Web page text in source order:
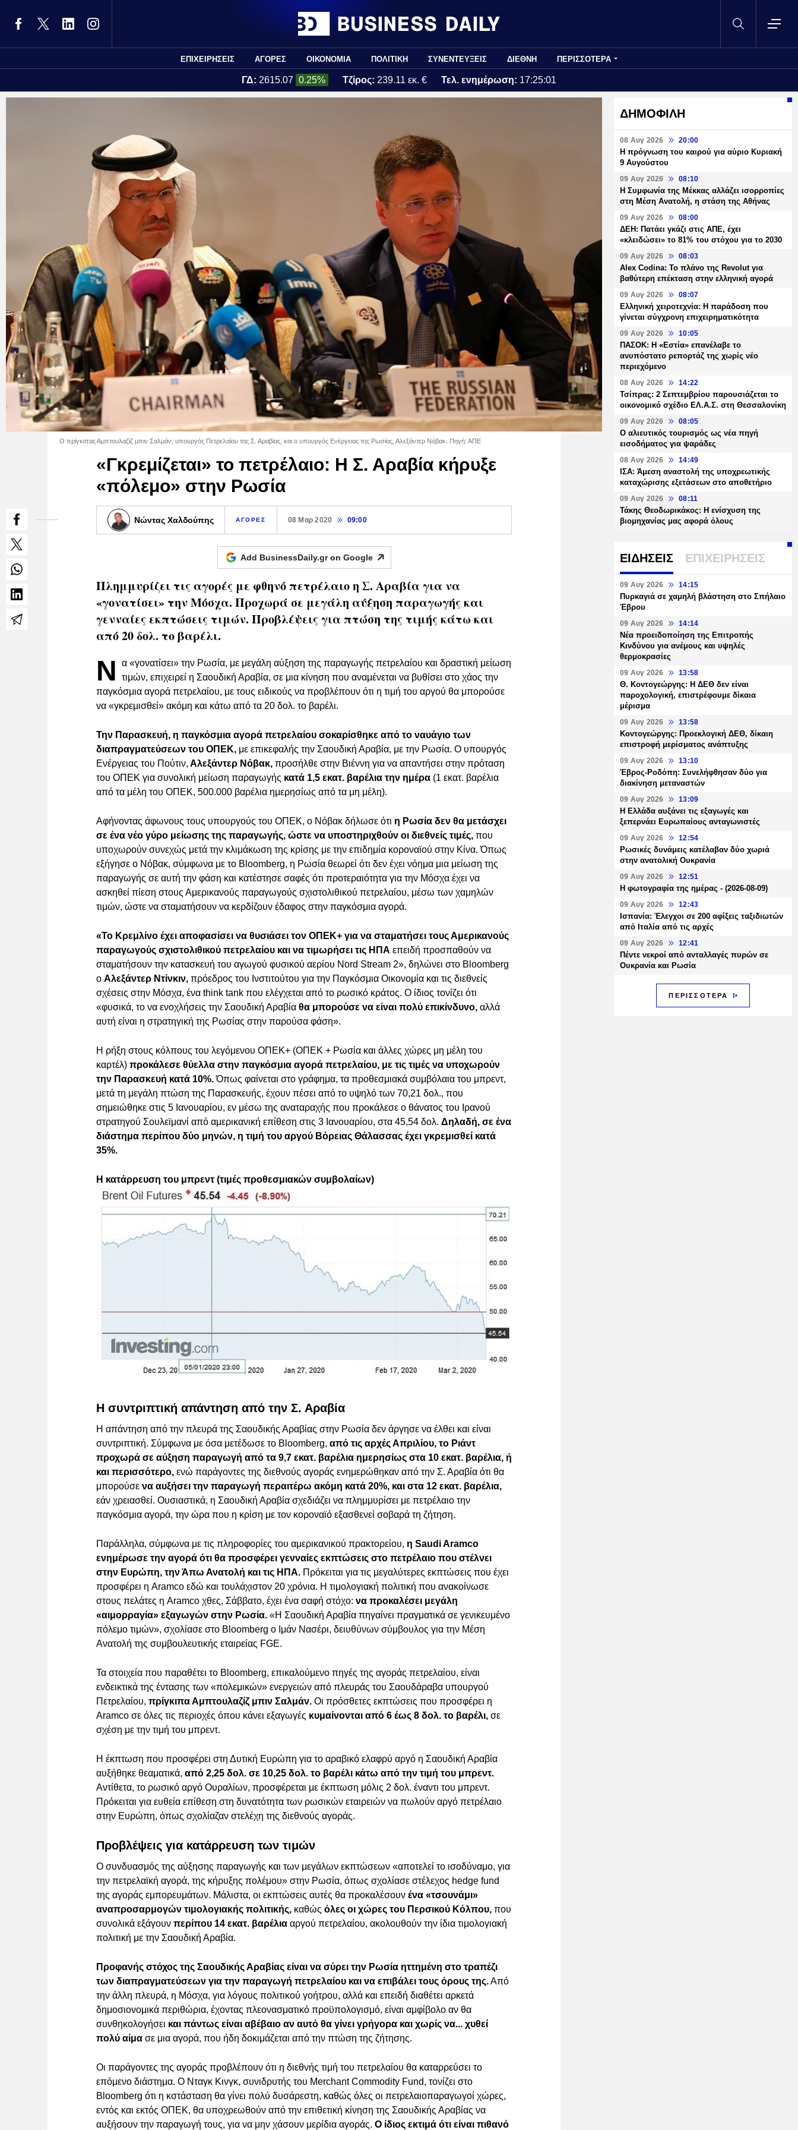
ΕΠΙΧΕΙΡΗΣΕΙΣ ΑΓΟΡΕΣ ΟΙΚΟΝΟΜΙΑ ΠΟΛΙΤΙΚΗ ΣΥΝΕΝΤΕΥΞΕΙΣ ΔΙΕΘΝΗ ΠΕΡΙΣΣΟΤΕΡΑ
ΓΔ: 2615.07 0.25% Τζίρος: 239.11 εκ. € Τελ. ενημέρωση: 17:25:01
Ο πρίγκιπας Αμπτουλαζίζ μπιν Σαλμάν, υπουργός Πετρελαίου της Σ. Αραβίας, και ο υπουργός Ενέργειας της Ρωσίας, Αλεξάντερ Νόβακ. Πηγή: ΑΠΕ
«Γκρεμίζεται» το πετρέλαιο: Η Σ. Αραβία κήρυξε
«πόλεμο» στην Ρωσία
Νώντας Χαλδούπης ΑΓΟΡΕΣ 08 Μαρ 2020 09:00
Add BusinessDaily.gr on Google
Πλημμυρίζει τις αγορές με φθηνό πετρέλαιο η Σ. Αραβία για να
«γονατίσει» την Μόσχα. Προχωρά σε μεγάλη αύξηση παραγωγής και
γενναίες εκπτώσεις τιμών. Προβλέψεις για πτώση της τιμής κάτω και
από 20 δολ. το βαρέλι.
Ν
α «γονατίσει» την Ρωσία, με μεγάλη αύξηση της παραγωγής πετρελαίου και δραστική μείωση
τιμών, επιχειρεί η Σαουδική Αραβία, σε μια κίνηση που αναμένεται να βυθίσει στο χάος την
παγκόσμια αγορά πετρελαίου, με τους ειδικούς να προβλέπουν ότι η τιμή του αργού θα μπορούσε
να «γκρεμισθεί» ακόμη και κάτω από τα 20 δολ. το βαρέλι.
Την Παρασκευή, η παγκόσμια αγορά πετρελαίου σοκαρίσθηκε από το ναυάγιο των
διαπραγματεύσεων του ΟΠΕΚ, με επικεφαλής την Σαουδική Αραβία, με την Ρωσία. Ο υπουργός
Ενέργειας του Πούτιν, Αλεξάντερ Νόβακ, προσήλθε στην Βιέννη για να απαντήσει στην πρόταση
του ΟΠΕΚ για συνολική μείωση παραγωγής κατά 1,5 εκατ. βαρέλια την ημέρα (1 εκατ. βαρέλια
από τα μέλη του ΟΠΕΚ, 500.000 βαρέλια ημερησίως από τα μη μέλη).
Αφήνοντας άφωνους τους υπουργούς του ΟΠΕΚ, ο Νόβακ δήλωσε ότι η Ρωσία δεν θα μετάσχει
σε ένα νέο γύρο μείωσης της παραγωγής, ώστε να υποστηριχθούν οι διεθνείς τιμές, που
υποχωρούν συνεχώς μετά την κλιμάκωση της κρίσης με την επιδημία κοροναϊού στην Κίνα. Όπως
εξήγησε ο Νόβακ, σύμφωνα με το Bloomberg, η Ρωσία θεωρεί ότι δεν έχει νόημα μια μείωση της
παραγωγής σε αυτή την φάση και κατέστησε σαφές ότι προτεραιότητα για την Μόσχα έχει να
ασκηθεί πίεση στους Αμερικανούς παραγωγούς σχιστολιθικού πετρελαίου, μέσω των χαμηλών
τιμών, ώστε να σταματήσουν να κερδίζουν έδαφος στην παγκόσμια αγορά.
«Το Κρεμλίνο έχει αποφασίσει να θυσιάσει τον ΟΠΕΚ+ για να σταματήσει τους Αμερικανούς
παραγωγούς σχιστολιθικού πετρελαίου και να τιμωρήσει τις ΗΠΑ επειδή προσπαθούν να
σταματήσουν την κατασκευή του αγωγού φυσικού αερίου Nord Stream 2», δηλώνει στο Bloomberg
ο Αλεξάντερ Ντίνκιν, πρόεδρος του Ινστιτούτου για την Παγκόσμια Οικονομία και τις διεθνείς
σχέσεις στην Μόσχα, ένα think tank που ελέγχεται από το ρωσικό κράτος. Ο ίδιος τονίζει ότι
«φυσικά, το να ενοχλήσεις την Σαουδική Αραβία θα μπορούσε να είναι πολύ επικίνδυνο, αλλά
αυτή είναι η στρατηγική της Ρωσίας στην παρούσα φάση».
Η ρήξη στους κόλπους του λεγόμενου ΟΠΕΚ+ (ΟΠΕΚ + Ρωσία και άλλες χώρες μη μέλη του
καρτέλ) προκάλεσε θύελλα στην παγκόσμια αγορά πετρελαίου, με τις τιμές να υποχωρούν
την Παρασκευή κατά 10%.Όπως φαίνεται στο γράφημα, τα προθεσμιακά συμβόλαια του μπρεντ,
μετά τη μεγάλη πτώση της Παρασκευής, έχουν πέσει από το υψηλό των 70,21 δολ., που
σημειώθηκε στις 5 Ιανουαρίου, εν μέσω της αναταραχής που προκάλεσε ο θάνατος του Ιρανού
στρατηγού Σουλεϊμανί από αμερικανική επίθεση στις 3 Ιανουαρίου, στα 45,54 δολ. Δηλαδή, σε ένα
διάστημα περίπου δύο μηνών, η τιμή του αργού Βόρειας Θάλασσας έχει γκρεμισθεί κατά
35%.
Η κατάρρευση του μπρεντ (τιμές προθεσμιακών συμβολαίων)
Η συντριπτική απάντηση από την Σ. Αραβία
Η απάντηση από την πλευρά της Σαουδικής Αραβίας στην Ρωσία δεν άργησε να έλθει και είναι
συντριπτική. Σύμφωνα με όσα μετέδωσε το Bloomberg, από τις αρχές Απριλίου, το Ριάντ
προχωρά σε αύξηση παραγωγή από τα 9,7 εκατ. βαρέλια ημερησίως στα 10 εκατ. βαρέλια, ή
και περισσότερο, ενώ παράγοντες της διεθνούς αγοράς ενημερώθηκαν από την Σ. Αραβία ότι θα
μπορούσε να αυξήσει την παραγωγή περαιτέρω ακόμη κατά 20%, και στα 12 εκατ. βαρέλια,
εάν χρειασθεί. Ουσιαστικά, η Σαουδική Αραβία σχεδιάζει να πλημμυρίσει με πετρέλαιο την
παγκόσμια αγορά, την ώρα που η κρίση με τον κοροναϊό εξασθενεί σοβαρά τη ζήτηση.
Παράλληλα, σύμφωνα με τις πληροφορίες του αμερικανικού πρακτορείου, η Saudi Aramco
ενημέρωσε την αγορά ότι θα προσφέρει γενναίες εκπτώσεις στο πετρέλαιο που στέλνει
στην Ευρώπη, την Άπω Ανατολή και τις ΗΠΑ. Πρόκειται για τις μεγαλύτερες εκπτώσεις που έχει
προσφέρει η Aramco εδώ και τουλάχιστον 20 χρόνια. Η τιμολογιακή πολιτική που ανακοίνωσε
στους πελάτες η Aramco χθες, Σάββατο, έχει ένα σαφή στόχο: να προκαλέσει μεγάλη
«αιμορραγία» εξαγωγών στην Ρωσία. «Η Σαουδική Αραβία πηγαίνει πραγματικά σε γενικευμένο
πόλεμο τιμών», σχολίασε στο Bloomberg ο Ιμάν Νασέρι, δειυθύνων σύμβουλος για την Μέση
Ανατολή της συμβουλευτικής εταιρείας FGE.
Τα στοιχεία που παραθέτει το Bloomberg, επικαλούμενο πηγές της αγοράς πετρελαίου, είναι
ενδεικτικά της έντασης των «πολεμικών» ενεργειών από πλευράς του Σαουδάραβα υπουργού
Πετρελαίου, πρίγκιπα Αμπτουλαζίζ μπιν Σαλμάν. Οι πρόσθετες εκπτώσεις που προσφέρει η
Aramco σε όλες τις περιοχές όπου κάνει εξαγωγές κυμαίνονται από 6 έως 8 δολ. το βαρέλι, σε
σχέση με την τιμή του μπρεντ.
Η έκπτωση που προσφέρει στη Δυτική Ευρώπη για το αραβικό ελαφρύ αργό η Σαουδική Αραβία
αυξήθηκε θεαματικά, από 2,25 δολ. σε 10,25 δολ. το βαρέλι κάτω από την τιμή του μπρεντ.
Αντίθετα, το ρωσικό αργό Ουραλίων, προσφέρεται με έκπτωση μόλις 2 δολ. έναντι του μπρεντ.
Πρόκειται για ευθεία επίθεση στη δυνατότητα των ρωσικών εταιρειών να πωλούν αργό πετρέλαιο
στην Ευρώπη, όπως σχολίαζαν στελέχη της διεθνούς αγοράς.
Προβλέψεις για κατάρρευση των τιμών
Ο συνδυασμός της αύξησης παραγωγής και των μεγάλων εκπτώσεων «αποτελεί το ισοδύναμο, για
την πετρελαϊκή αγορά, της κήρυξης πολέμου» στην Ρωσία, όπως σχολίασε στέλεχος hedge fund
της αγοράς εμπορευμάτων. Μάλιστα, οι εκπτώσεις αυτές θα προκαλέσουν ένα «τσουνάμι»
αναπροσαρμογών τιμολογιακής πολιτικής, καθώς όλες οι χώρες του Περσικού Κόλπου, που
συνολικά εξάγουν περίπου 14 εκατ. βαρέλια αργού πετρελαίου, ακολουθούν την ίδια τιμολογιακή
πολιτική με την Σαουδική Αραβία.
Προφανής στόχος της Σαουδικής Αραβίας είναι να σύρει την Ρωσία ηττημένη στο τραπέζι
των διαπραγματεύσεων για την παραγωγή πετρελαίου και να επιβάλει τους όρους της.Από
την άλλη πλευρά, η Μόσχα, για λόγους πολιτικού γοήτρου, αλλά και επειδή διαθέτει αρκετά
δημοσιονομικά περιθώρια, έχοντας πλεονασματικό προϋπολογισμό, είναι αμφίβολο αν θα
συνθηκολογήσει και πάντως είναι αβέβαιο αν αυτό θα γίνει γρήγορα και χωρίς να... χυθεί
πολύ αίμα σε μια αγορά, που ήδη δοκιμάζεται από την πτώση της ζήτησης.
Οι παράγοντες της αγοράς προβλέπουν ότι η διεθνής τιμή του πετρελαίου θα καταρρεύσει το
επόμενο διάστημα. Ο Νταγκ Κινγκ, συνιδρυτής του Merchant Commodity Fund, τονίζει στο
Bloomberg ότι η κστάσταση θα γίνει πολύ δυσάρεστη, καθώς όλες οι πετρελαιοπαραγωγοί χώρες,
εντός και εκτός ΟΠΕΚ, θα υποχρεωθούν από την επιθετική κίνηση της Σαουδικής Αραβίας να
αυξήσουν την παραγωγή τους, για να μην χάσουν μερίδια αγοράς. Ο ίδιος εκτιμά ότι είναι πιθανό
ΔΗΜΟΦΙΛΗ
08 Αυγ 2026 20:00
Η πρόγνωση του καιρού για αύριο Κυριακή
9 Αυγούστου
09 Αυγ 2026 08:10
Η Συμφωνία της Μέκκας αλλάζει ισορροπίες
στη Μέση Ανατολή, η στάση της Αθήνας
09 Αυγ 2026 08:00
ΔΕΗ: Πατάει γκάζι στις ΑΠΕ, έχει
«κλειδώσει» το 81% του στόχου για το 2030
09 Αυγ 2026 08:03
Alex Codina: Το πλάνο της Revolut για
βαθύτερη επέκταση στην ελληνική αγορά
09 Αυγ 2026 08:07
Ελληνική χειροτεχνία: Η παράδοση που
γίνεται σύγχρονη επιχειρηματικότητα
09 Αυγ 2026 10:05
ΠΑΣΟΚ: Η «Εστία» επανέλαβε το
ανυπόστατο ρεπορτάζ της χωρίς νέο
περιεχόμενο
08 Αυγ 2026 14:22
Τσίπρας: 2 Σεπτεμβρίου παρουσιάζεται το
οικονομικό σχέδιο ΕΛ.Α.Σ. στη Θεσσαλονίκη
09 Αυγ 2026 08:05
Ο αλιευτικός τουρισμός ως νέα πηγή
εισοδήματος για ψαράδες
08 Αυγ 2026 14:49
ΙΣΑ: Άμεση αναστολή της υποχρεωτικής
καταχώρισης εξετάσεων στο αποθετήριο
09 Αυγ 2026 08:11
Τάκης Θεοδωρικάκος: Η ενίσχυση της
βιομηχανίας μας αφορά όλους
ΕΙΔΗΣΕΙΣ ΕΠΙΧΕΙΡΗΣΕΙΣ
09 Αυγ 2026 14:15
Πυρκαγιά σε χαμηλή βλάστηση στο Σπήλαιο
Έβρου
09 Αυγ 2026 14:14
Νέα προειδοποίηση της Επιτροπής
Κινδύνου για ανέμους και υψηλές
θερμοκρασίες
09 Αυγ 2026 13:58
Θ. Κοντογεώργης: Η ΔΕΘ δεν είναι
παροχολογική, επιστρέφουμε δίκαια
μέρισμα
09 Αυγ 2026 13:58
Κοντογεώργης: Προεκλογική ΔΕΘ, δίκαιη
επιστροφή μερίσματος ανάπτυξης
09 Αυγ 2026 13:10
Έβρος-Ροδόπη: Συνελήφθησαν δύο για
διακίνηση μεταναστών
09 Αυγ 2026 13:09
Η Ελλάδα αυξάνει τις εξαγωγές και
ξεπερνάει Ευρωπαίους ανταγωνιστές
09 Αυγ 2026 12:54
Ρωσικές δυνάμεις κατέλαβαν δύο χωριά
στην ανατολική Ουκρανία
09 Αυγ 2026 12:51
Η φωτογραφία της ημέρας - (2026-08-09)
09 Αυγ 2026 12:43
Ισπανία: Έλεγχοι σε 200 αφίξεις ταξιδιωτών
από Ιταλία από τις αρχές
09 Αυγ 2026 12:41
Πέντε νεκροί από ανταλλαγές πυρών σε
Ουκρανία και Ρωσία
ΠΕΡΙΣΣΟΤΕΡΑ